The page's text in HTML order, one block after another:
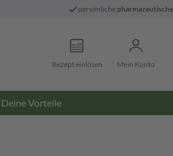
persönliche
Rezept einlösen Mein Konto
Deine Vorteile